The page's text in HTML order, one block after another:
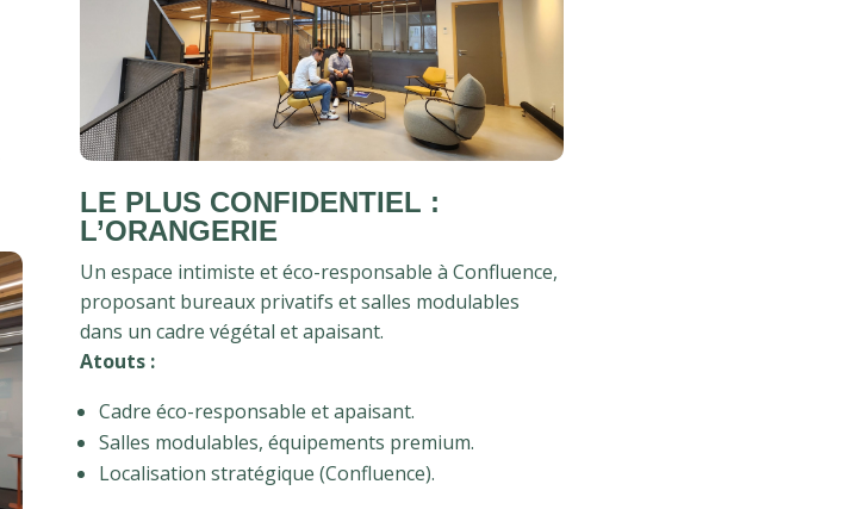
LE PLUS CONFIDENTIEL :
L’ORANGERIE
Un espace intimiste et éco-responsable à Confluence,
proposant bureaux privatifs et salles modulables
dans un cadre végétal et apaisant.
Atouts :
Cadre éco-responsable et apaisant.
Salles modulables, équipements premium.
Localisation stratégique (Confluence).